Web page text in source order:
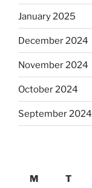
January 2025
December 2024
November 2024
October 2024
September 2024
M
T